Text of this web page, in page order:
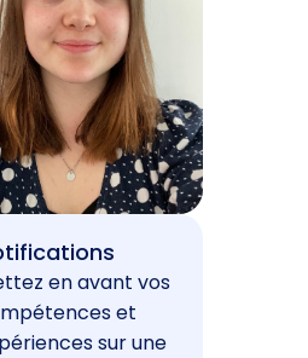
en avant vos
et
sur une